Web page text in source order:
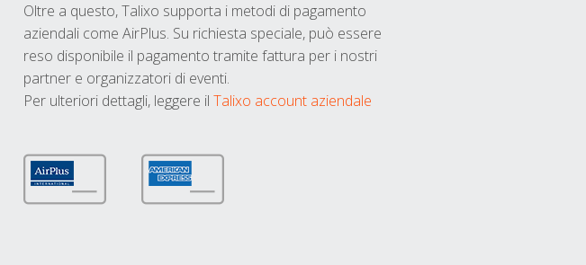
Oltre a questo, Talixo supporta i metodi di pagamento
aziendali come AirPlus. Su richiesta speciale, può essere
reso disponibile il pagamento tramite fattura per i nostri
partner e organizzatori di eventi.
Per ulteriori dettagli, leggere il Talixo account aziendale